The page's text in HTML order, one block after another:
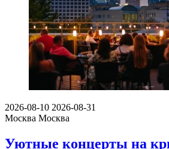
2026-08-10 2026-08-31
Москва Москва
Уютные концерты на